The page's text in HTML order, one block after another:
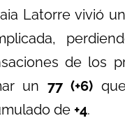
Latorre vivió
de los
un 77 (+6)
de +4.